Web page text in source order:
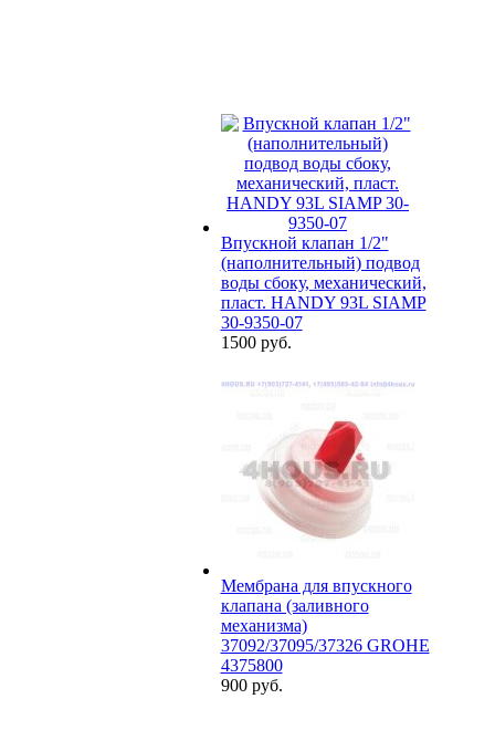
Впускной клапан 1/2"
(наполнительный) подвод
воды сбоку, механический,
пласт. HANDY 93L SIAMP
30-9350-07
1500 руб.
Мембрана для впускного
клапана (заливного
механизма)
37092/37095/37326 GROHE
4375800
900 руб.